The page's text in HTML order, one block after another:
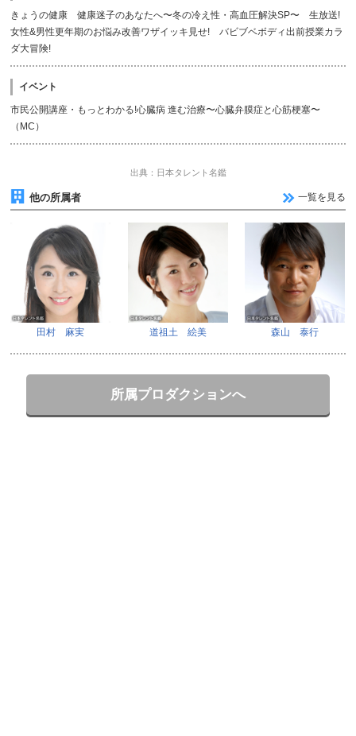
きょうの健康 健康迷子のあなたへ〜冬の冷え性・高血圧解決SP〜 生放送!
女性&男性更年期のお悩み改善ワザイッキ見せ! バビブベボディ出前授業カラ
ダ大冒険!
イベント
市民公開講座・もっとわかる!心臓病 進む治療〜心臓弁膜症と心筋梗塞〜
（MC）
出典：日本タレント名鑑
他の所属者 一覧を見る
田村 麻実 道祖土 絵美 森山 泰行
所属プロダクションへ